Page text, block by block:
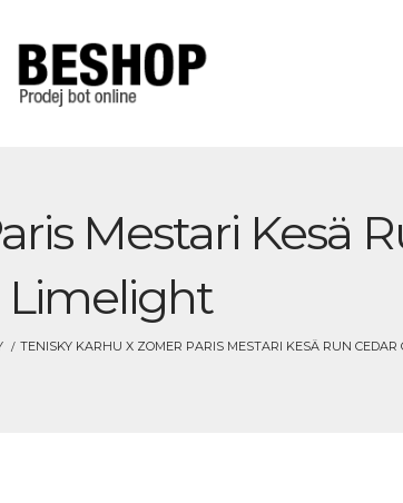
Mestari Kesä
Limelight
TENISKY KARHU X ZOMER PARIS MESTARI KESÄ RUN CEDAR